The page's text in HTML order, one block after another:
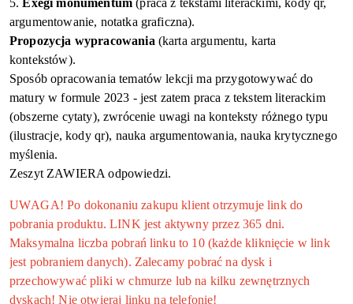
5.Exegi monumentum (praca z tekstami literackimi, kodyqr,
argumentowanie, notatka graficzna).
Propozycja wypracowania (karta argumentu, karta
kontekstów).
Sposób opracowania tematów lekcji ma przygotowywać do
matury w formule 2023 - jest zatem praca z tekstem literackim
(obszerne cytaty), zwrócenie uwagi na konteksty różnego typu
(ilustracje, kody qr), nauka argumentowania, nauka krytycznego
myślenia.
Zeszyt ZAWIERA odpowiedzi.
UWAGA! Po dokonaniu zakupu klient otrzymuje link do
pobrania produktu. LINK jest aktywny przez 365 dni.
Maksymalna liczba pobrań linku to 10 (każde kliknięcie w link
jest pobraniem danych). Zalecamy pobrać na dysk i
przechowywać pliki w chmurze lub na kilku zewnętrznych
dyskach! Nie otwieraj linku na telefonie!